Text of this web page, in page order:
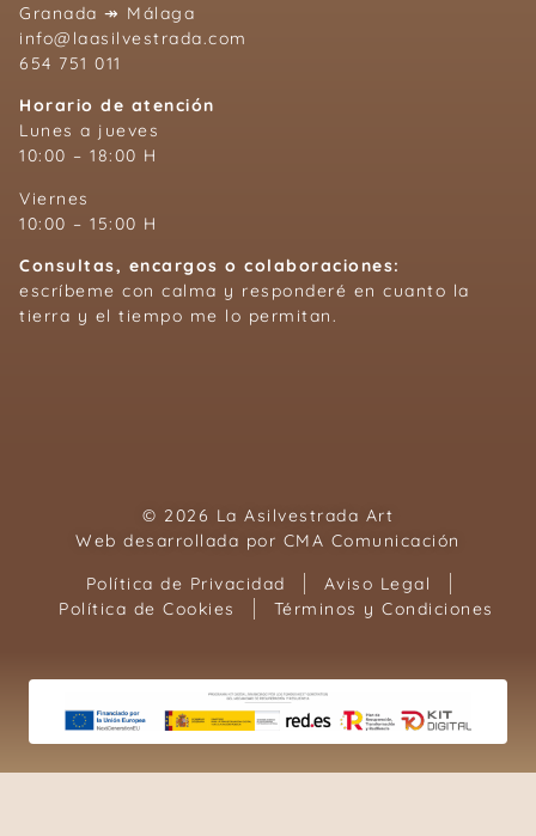
Granada ↠ Málaga
info@laasilvestrada.com
654 751 011
Horario de atención
Lunes a jueves
10:00 – 18:00 H
Viernes
10:00 – 15:00 H
Consultas, encargos o colaboraciones:
escríbeme con calma y responderé en cuanto la
tierra y el tiempo me lo permitan.
© 2026 La Asilvestrada Art
Web desarrollada por CMA Comunicación
Política de Privacidad
Aviso Legal
Política de Cookies
Términos y Condiciones